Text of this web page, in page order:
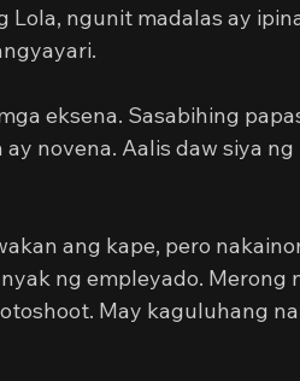
ngunit madalas ay
eksena. Sasabihing
novena. Aalis daw siya
ang kape, pero
ng empleyado. Merong
May kaguluhang